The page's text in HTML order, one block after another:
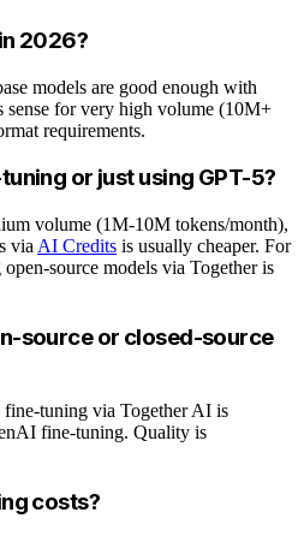
2026?
models are good enough with
sense for very high volume (10M+
requirements.
or just using GPT-5?
volume (1M-10M tokens/month),
via AI Credits is usually cheaper. For
source models via Together is
source or closed-source
tuning via Together AI is
fine-tuning. Quality is
costs?